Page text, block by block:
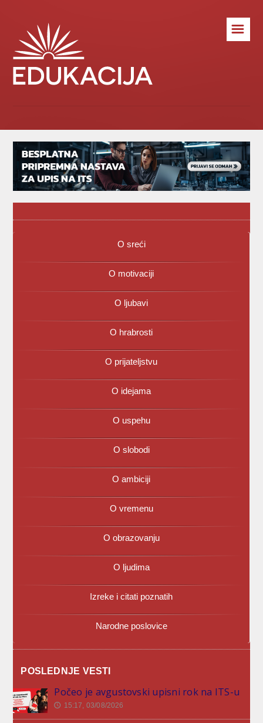
☰
O sreći
O motivaciji
O ljubavi
O hrabrosti
O prijateljstvu
O idejama
O uspehu
O slobodi
O ambiciji
O vremenu
O obrazovanju
O ljudima
Izreke i citati poznatih
Narodne poslovice
POSLEDNJE VESTI
Počeo je avgustovski upisni rok na ITS-u
🕔 15:17, 03/08/2026